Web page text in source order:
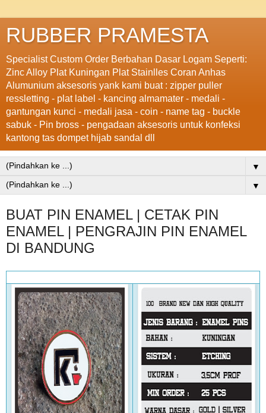
RUBBER PRAMESTA
Specialist Custom Order Berbahan Dasar Logam Seperti:
Zinc Alloy Plat Kuningan Plat Stainlles Coran Anhas
Alumunium aksesoris yank kami buat : zipper puller
ressletting - plat label - kancing almamater - medali -
gantungan kunci - medali jasa - coin - name tag - buckle
sabuk - Pin bross - pengadaan aksesoris untuk konfeksi
kantong tas dompet hijab sandal dll
▼
▼
BUAT PIN ENAMEL | CETAK PIN
ENAMEL | PENGRAJIN PIN ENAMEL
DI BANDUNG